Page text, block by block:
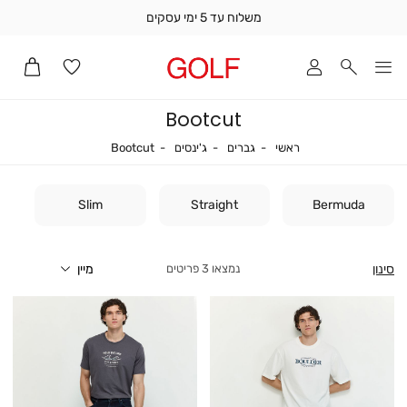
משלוח עד 5 ימי עסקים
Bootcut
ראשי ראשיגברים גבריםג'ינסים ג'ינסיםBootcut
Bermuda
Straight
Slim
סינון 3 פריטים